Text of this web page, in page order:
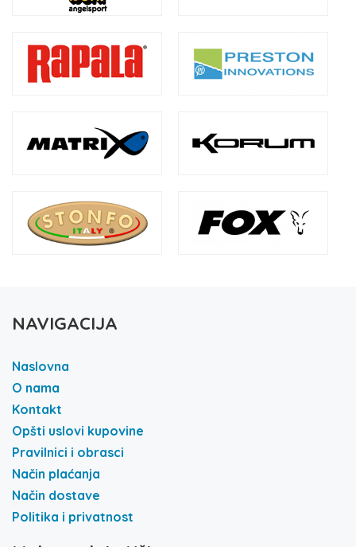
NAVIGACIJA
Naslovna
O nama
Kontakt
Opšti uslovi kupovine
Pravilnici i obrasci
Način plaćanja
Način dostave
Politika i privatnost